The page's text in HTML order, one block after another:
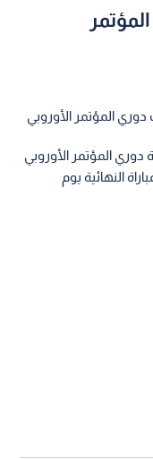
المؤتمر الأوروبي
المؤتمر الأوروبي
الإيطالي (2-1) في المباراة النهائية يوم